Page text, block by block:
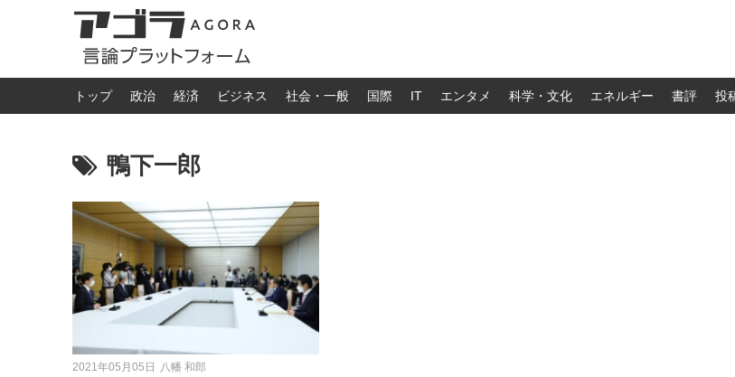
トップ 政治 経済 ビジネス 社会・一般 国際 IT エンタメ 科学・文化 エネルギー 書評 投
鴨下一郎
2021年05月05日 八幡 和郎